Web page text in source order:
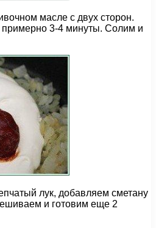
масле с двух сторон.
3-4 минуты. Солим и
лук, добавляем сметану
и готовим еще 2